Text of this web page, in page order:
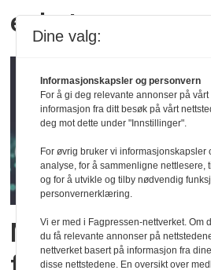
enheten
Meshnett med
Dine valg:
Informasjonskapsler og personvern
For å gi deg relevante annonser på
informasjon fra ditt besøk på vårt
deg mot dette under "Innstillinger".
For øvrig bruker vi informasjonskapsler
analyse, for å sammenligne nettlesere,
og for å utvikle og tilby nødvendig
personvernerklæring.
Vi er med i Fagpressen-nettverket. Om
du få relevante annonser på
nettverket basert på informasjon fra
disse nettstedene. En oversikt over